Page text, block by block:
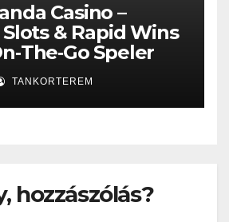
Casino –
& Rapid Wins
Speler
TANKORTEREM
hozzászólás?